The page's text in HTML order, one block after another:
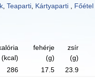
Teaparti Kártyaparti
(kcal)
fehérje
(g)
zsír
(g)
286 17.5
23.9